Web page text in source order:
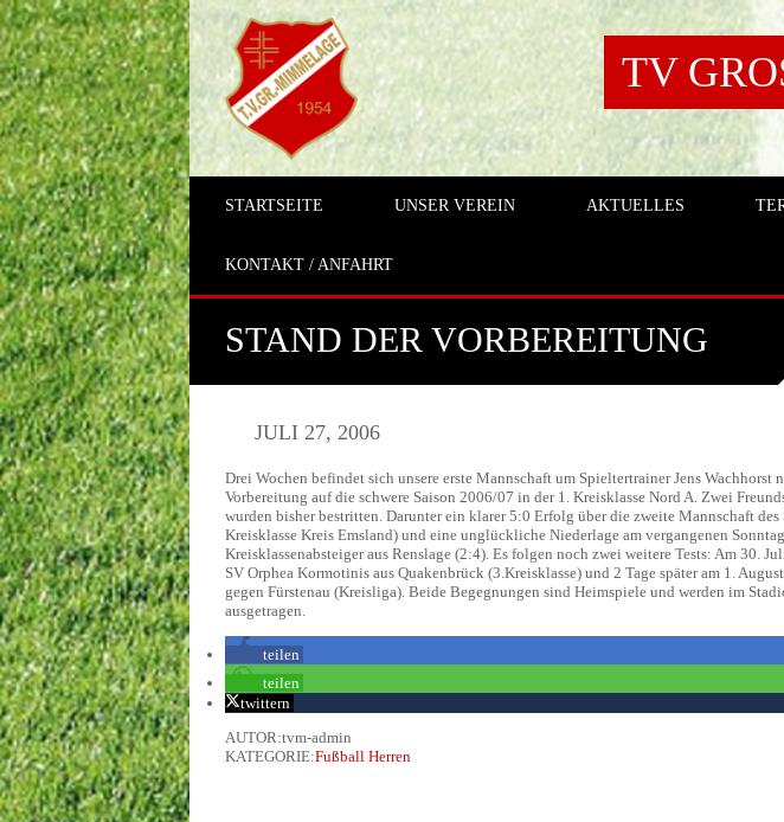
TV
STARTSEITE UNSER VEREIN AKTUELLES
KONTAKT / ANFAHRT
STAND DER VORBEREITUNG
JULI 27, 2006
Drei Wochen befindet sich unsere erste Mannschaft um Spieltertrainer Jens Wachhorst
Vorbereitung auf die schwere Saison 2006/07 in der 1. Kreisklasse Nord A. Zwei
wurden bisher bestritten. Darunter ein klarer 5:0 Erfolg über die zweite Mannschaft des
Kreisklasse Kreis Emsland) und eine unglückliche Niederlage am vergangenen
Kreisklassenabsteiger aus Renslage (2:4). Es folgen noch zwei weitere Tests: Am 30.
SV Orphea Kormotinis aus Quakenbrück (3.Kreisklasse) und 2 Tage später am 1.
gegen Fürstenau (Kreisliga). Beide Begegnungen sind Heimspiele und werden im
ausgetragen.
teilen
teilen
twittern
AUTOR:tvm-admin
KATEGORIE:Fußball Herren